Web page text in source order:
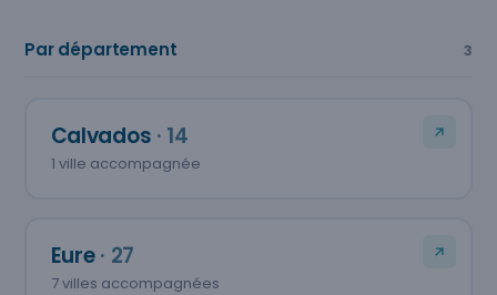
Par département 3
Calvados · 14
1 ville accompagnée
Eure· 27
7 villes accompagnées